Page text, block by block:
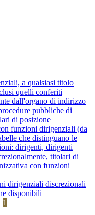
a qualsiasi titolo
quelli conferiti
dall'organo di indirizzo
pubbliche di
di posizione
funzioni dirigenziali (da
che distinguano le
dirigenti, dirigenti
titolari di
con funzioni
dirigenziali discrezionali
disponibili
1